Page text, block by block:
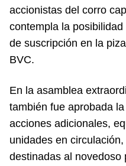
accionistas del corro
contempla la
de suscripción en la
BVC.
En la asamblea
también fue aprobada
acciones adicionales,
unidades en
destinadas al novedoso